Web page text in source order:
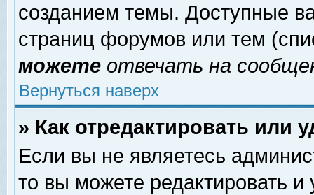
созданием темы. Доступные
страниц форумов или тем
можете отвечать на
Вернуться наверх
» Как отредактировать или
Если вы не являетесь
то вы можете редактировать и